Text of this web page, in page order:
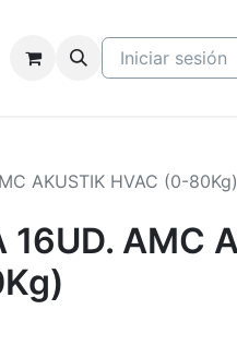
Iniciar sesión
AKUSTIK HVAC (0-80Kg)
16UD. AMC